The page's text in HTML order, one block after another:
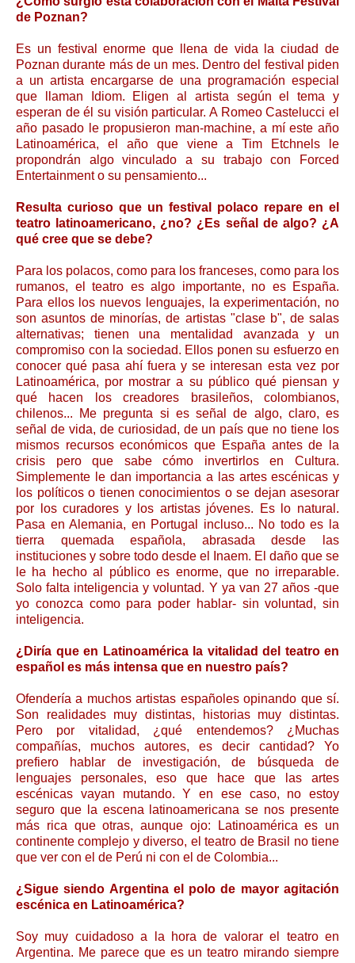
de Poznan?
Es un festival enorme que llena de vida la ciudad de
Poznan durante más de un mes. Dentro del festival piden
a un artista encargarse de una programación especial
que llaman Idiom. Eligen al artista según el tema y
esperan de él su visión particular. A Romeo Castelucci el
año pasado le propusieron man-machine, a mí este año
Latinoamérica, el año que viene a Tim Etchnels le
propondrán algo vinculado a su trabajo con Forced
Entertainment o su pensamiento...
Resulta curioso que un festival polaco repare en el
teatro latinoamericano, ¿no? ¿Es señal de algo? ¿A
qué cree que se debe?
Para los polacos, como para los franceses, como para los
rumanos, el teatro es algo importante, no es España.
Para ellos los nuevos lenguajes, la experimentación, no
son asuntos de minorías, de artistas "clase b", de salas
alternativas; tienen una mentalidad avanzada y un
compromiso con la sociedad. Ellos ponen su esfuerzo en
conocer qué pasa ahí fuera y se interesan esta vez por
Latinoamérica, por mostrar a su público qué piensan y
qué hacen los creadores brasileños, colombianos,
chilenos... Me pregunta si es señal de algo, claro, es
señal de vida, de curiosidad, de un país que no tiene los
mismos recursos económicos que España antes de la
crisis pero que sabe cómo invertirlos en Cultura.
Simplemente le dan importancia a las artes escénicas y
los políticos o tienen conocimientos o se dejan asesorar
por los curadores y los artistas jóvenes. Es lo natural.
Pasa en Alemania, en Portugal incluso... No todo es la
tierra quemada española, abrasada desde las
instituciones y sobre todo desde el Inaem. El daño que se
le ha hecho al público es enorme, que no irreparable.
Solo falta inteligencia y voluntad. Y ya van 27 años -que
yo conozca como para poder hablar- sin voluntad, sin
inteligencia.
¿Diría que en Latinoamérica la vitalidad del teatro en
español es más intensa que en nuestro país?
Ofendería a muchos artistas españoles opinando que sí.
Son realidades muy distintas, historias muy distintas.
Pero por vitalidad, ¿qué entendemos? ¿Muchas
compañías, muchos autores, es decir cantidad? Yo
prefiero hablar de investigación, de búsqueda de
lenguajes personales, eso que hace que las artes
escénicas vayan mutando. Y en ese caso, no estoy
seguro que la escena latinoamericana se nos presente
más rica que otras, aunque ojo: Latinoamérica es un
continente complejo y diverso, el teatro de Brasil no tiene
que ver con el de Perú ni con el de Colombia...
¿Sigue siendo Argentina el polo de mayor agitación
escénica en Latinoamérica?
Soy muy cuidadoso a la hora de valorar el teatro en
Argentina. Me parece que es un teatro mirando siempre